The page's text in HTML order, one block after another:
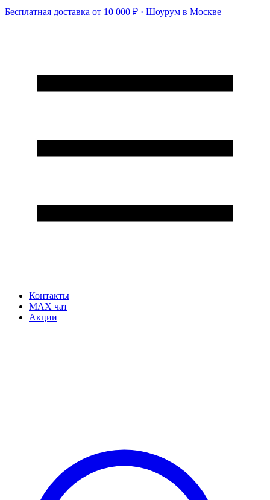
Бесплатная доставка от 10 000 ₽ · Шоурум в Москве
Контакты
MAX чат
Акции